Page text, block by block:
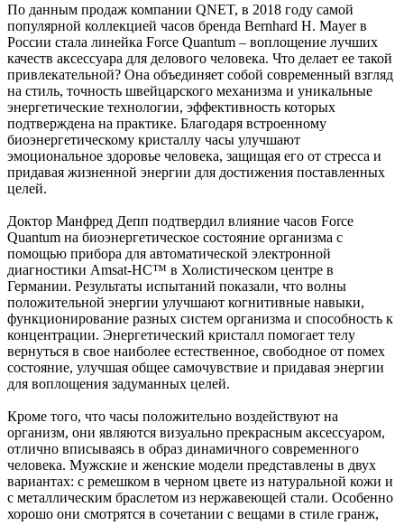
По данным продаж компании QNET, в 2018 году самой
популярной коллекцией часов бренда Bernhard H. Mayer в
России стала линейка Force Quantum – воплощение лучших
качеств аксессуара для делового человека. Что делает ее такой
привлекательной? Она объединяет собой современный взгляд
на стиль, точность швейцарского механизма и уникальные
энергетические технологии, эффективность которых
подтверждена на практике. Благодаря встроенному
биоэнергетическому кристаллу часы улучшают
эмоциональное здоровье человека, защищая его от стресса и
придавая жизненной энергии для достижения поставленных
целей.
Доктор Манфред Депп подтвердил влияние часов Force
Quantum на биоэнергетическое состояние организма с
помощью прибора для автоматической электронной
диагностики Amsat-HC™ в Холистическом центре в
Германии. Результаты испытаний показали, что волны
положительной энергии улучшают когнитивные навыки,
функционирование разных систем организма и способность к
концентрации. Энергетический кристалл помогает телу
вернуться в свое наиболее естественное, свободное от помех
состояние, улучшая общее самочувствие и придавая энергии
для воплощения задуманных целей.
Кроме того, что часы положительно воздействуют на
организм, они являются визуально прекрасным аксессуаром,
отлично вписываясь в образ динамичного современного
человека. Мужские и женские модели представлены в двух
вариантах: с ремешком в черном цвете из натуральной кожи и
с металлическим браслетом из нержавеющей стали. Особенно
хорошо они смотрятся в сочетании с вещами в стиле гранж,